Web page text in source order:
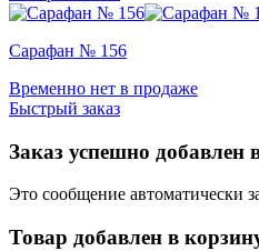
Сарафан № 156
Временно нет в продаже
Быстрый заказ
Заказ успешно добавлен
Это сообщение автоматически
Товар добавлен в